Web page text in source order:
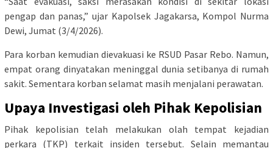
pengap dan panas,” ujar Kapolsek Jagakarsa, Kompol Nurma
Dewi, Jumat (3/4/2026).
Para korban kemudian dievakuasi ke RSUD Pasar Rebo. Namun,
empat orang dinyatakan meninggal dunia setibanya di rumah
sakit. Sementara korban selamat masih menjalani perawatan.
Upaya Investigasi oleh Pihak Kepolisian
Pihak kepolisian telah melakukan olah tempat kejadian
perkara (TKP) terkait insiden tersebut. Selain memantau